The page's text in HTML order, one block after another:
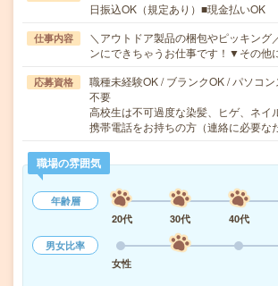
日振込OK（規定あり）■現金払いOK
仕事内容
＼アウトドア製品の梱包やピッキング
ンにできちゃうお仕事です！▼その他
応募資格
職種未経験OK / ブランクOK / パソコ
不要
高校生は不可過度な染髪、ヒゲ、ネイ
携帯電話をお持ちの方（連絡に必要
職場の雰囲気
年齢層
20代
30代 40代
男女比率
女性